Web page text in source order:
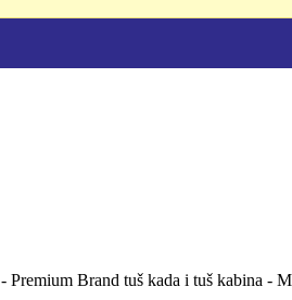
Brand tuš kada i tuš kabina -